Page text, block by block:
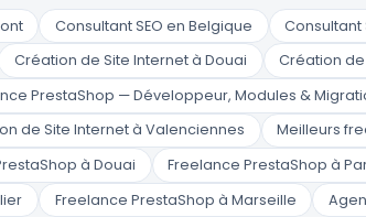
Consultant SEO en Belgique Consultant
Création de Site Internet à Douai
Création
PrestaShop — Développeur, Modules &
de Site Internet à Valenciennes
Meilleurs
à Douai Freelance PrestaShop à
Freelance PrestaShop à Marseille